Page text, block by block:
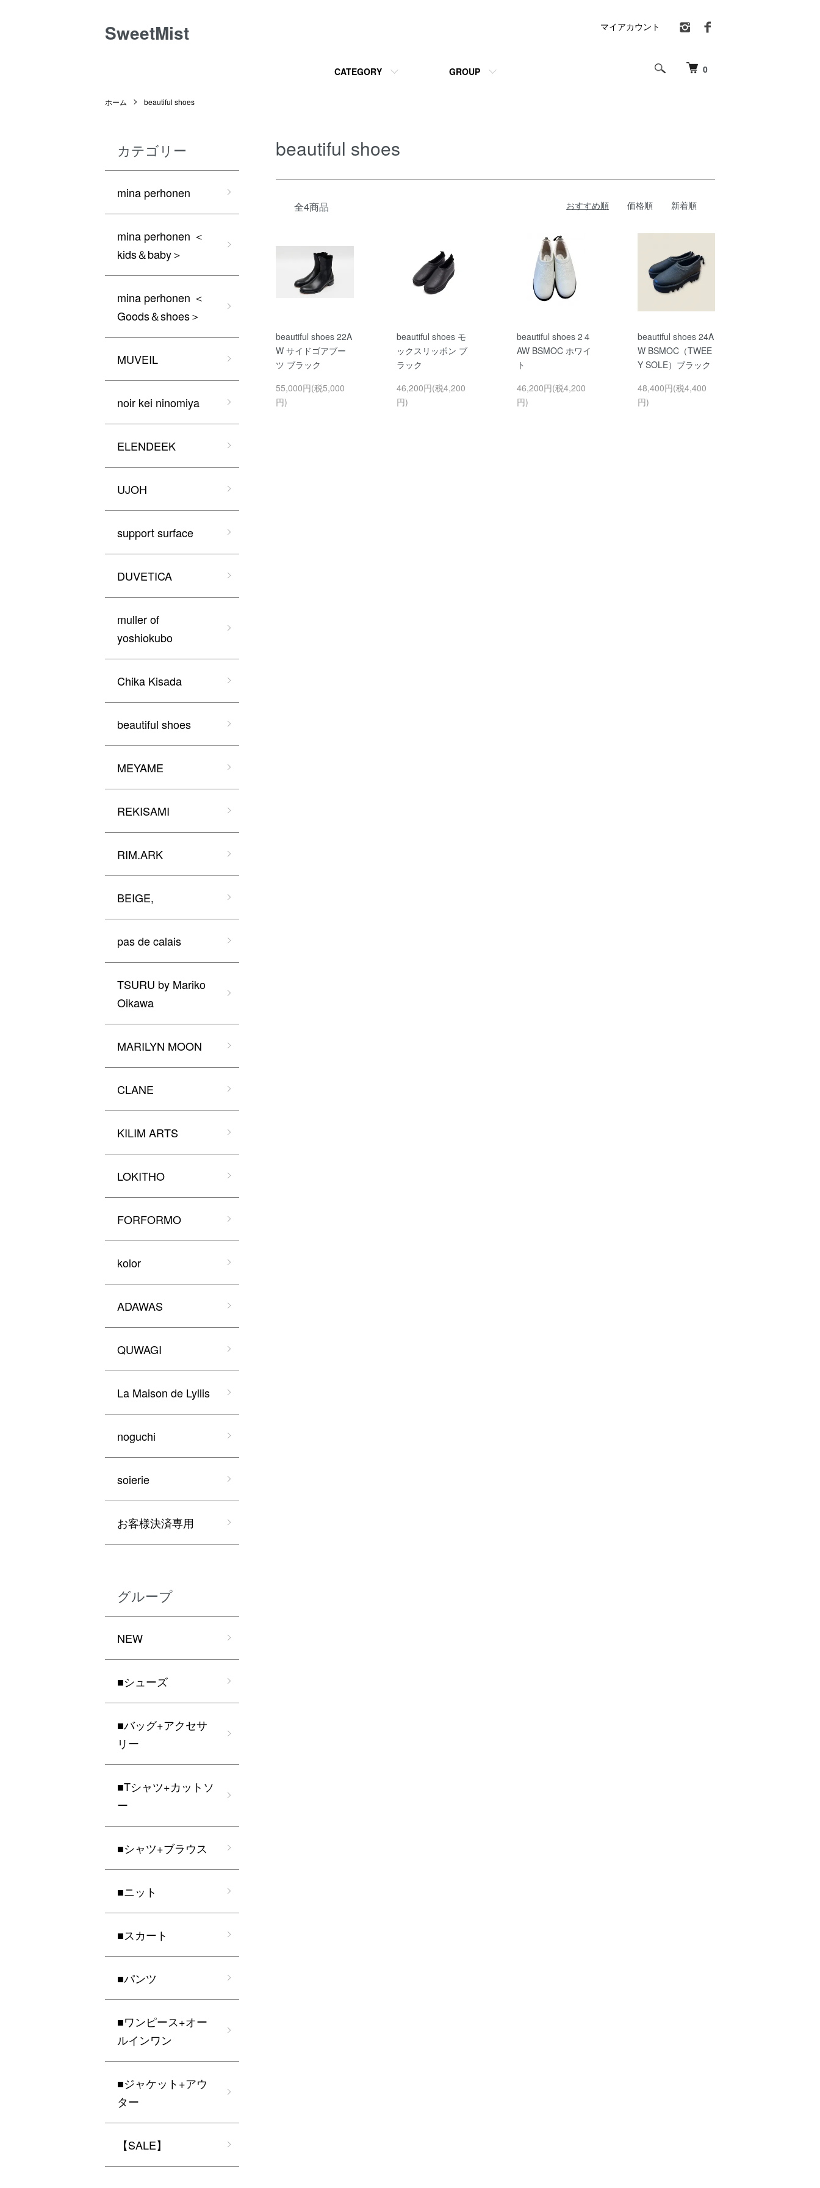
SweetMist
0
CATEGORY GROUP
マイアカウント
ホーム beautiful shoes
beautiful shoes
全4商品 おすすめ順 価格順 新着順
beautiful shoes 22A
W サイドゴアブー
ツ ブラック
55,000円(税5,000
円)
beautiful shoes モ
ックスリッポン ブ
ラック
46,200円(税4,200
円)
beautiful shoes 2４
AW BSMOC ホワイ
ト
46,200円(税4,200
円)
beautiful shoes 24A
W BSMOC（TWEE
Y SOLE）ブラック
48,400円(税4,400
円)
カテゴリー
mina perhonen
mina perhonen ＜
kids＆baby＞
mina perhonen ＜
Goods＆shoes＞
MUVEIL
noir kei ninomiya
ELENDEEK
UJOH
support surface
DUVETICA
muller of
yoshiokubo
Chika Kisada
beautiful shoes
MEYAME
REKISAMI
RIM.ARK
BEIGE,
pas de calais
TSURU by Mariko
Oikawa
MARILYN MOON
CLANE
KILIM ARTS
LOKITHO
FORFORMO
kolor
ADAWAS
QUWAGI
La Maison de Lyllis
noguchi
soierie
お客様決済専用
グループ
NEW
■シューズ
■バッグ+アクセサ
リー
■Tシャツ+カットソ
ー
■シャツ+ブラウス
■ニット
■スカート
■パンツ
■ワンピース+オー
ルインワン
■ジャケット+アウ
ター
【SALE】